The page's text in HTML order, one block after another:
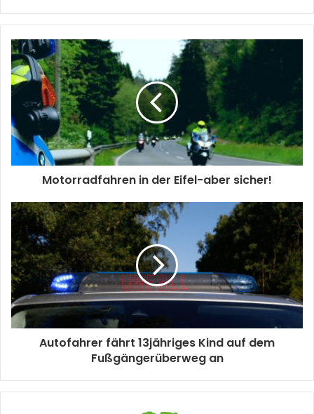
Motorradfahren in der Eifel-aber sicher!
Autofahrer fährt 13jähriges Kind auf dem
Fußgängerüberweg an